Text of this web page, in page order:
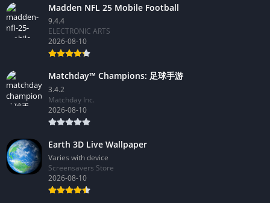
Madden NFL 25 Mobile Football
9.4.4
ELECTRONIC ARTS
2026-08-10
Matchday™ Champions: 足球手游
3.4.2
Matchday Inc.
2026-08-10
Earth 3D Live Wallpaper
Varies with device
Screensavers Store
2026-08-10